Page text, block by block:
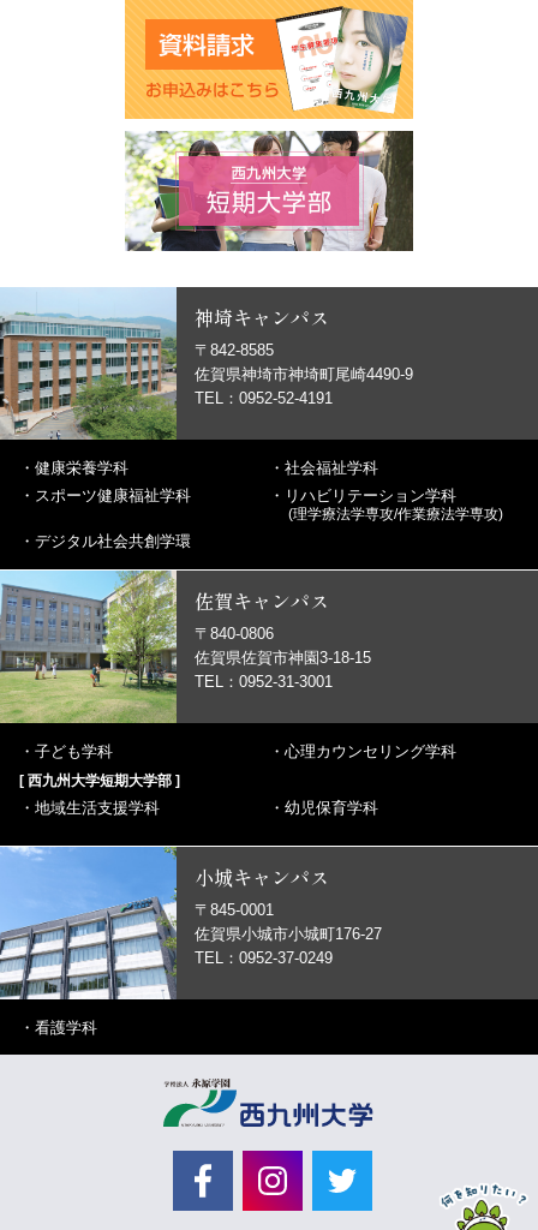
神埼キャンパス
〒842-8585
佐賀県神埼市神埼町尾崎4490-9
TEL：0952-52-4191
・ 健康栄養学科 ・ 社会福祉学科
・ スポーツ健康福祉学科 ・ リハビリテーション学科
(理学療法学専攻/作業療法学専攻)
・ デジタル社会共創学環
佐賀キャンパス
〒840-0806
佐賀県佐賀市神園3-18-15
TEL：0952-31-3001
・ 子ども学科 ・ 心理カウンセリング学科
[ 西九州大学短期大学部 ]
・ 地域生活支援学科 ・ 幼児保育学科
小城キャンパス
〒845-0001
佐賀県小城市小城町176-27
TEL：0952-37-0249
・ 看護学科